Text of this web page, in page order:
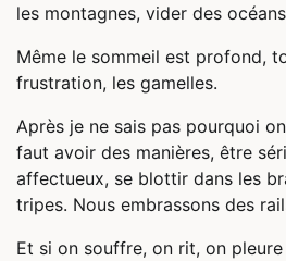
les montagnes, vider des
Même le sommeil est profond,
frustration, les gamelles.
Après je ne sais pas pourquoi
faut avoir des manières, être
affectueux, se blottir dans les
tripes. Nous embrassons des
Et si on souffre, on rit, on